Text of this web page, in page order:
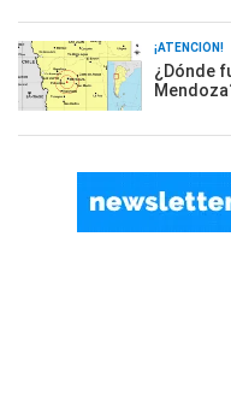
¡ATENCIÓN!
¿Dónde